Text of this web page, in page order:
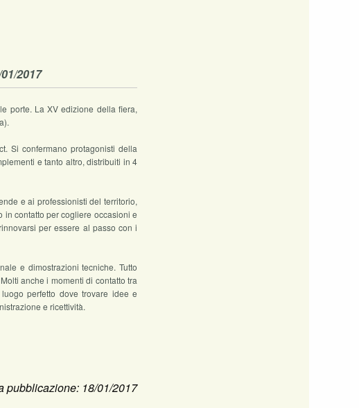
2017
porte. La XV edizione della fiera,
Si confermano protagonisti della
e tanto altro, distribuiti in 4
e ai professionisti del territorio,
in contatto per cogliere occasioni e
per essere al passo con i
e dimostrazioni tecniche. Tutto
anche i momenti di contatto tra
perfetto dove trovare idee e
e ricettività.
pubblicazione: 18/01/2017